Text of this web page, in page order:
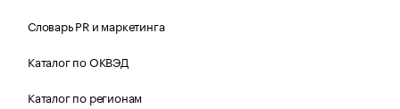
Словарь PR и маркетинга
Каталог по ОКВЭД
Каталог по регионам